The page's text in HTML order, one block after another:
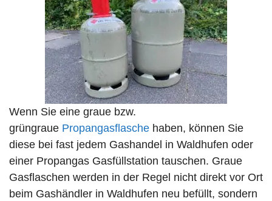
Wenn Sie eine graue bzw.
grüngraue Propangasflasche haben, können Sie
diese bei fast jedem Gashandel in Waldhufen oder
einer Propangas Gasfüllstation tauschen. Graue
Gasflaschen werden in der Regel nicht direkt vor Ort
beim Gashändler in Waldhufen neu befüllt, sondern